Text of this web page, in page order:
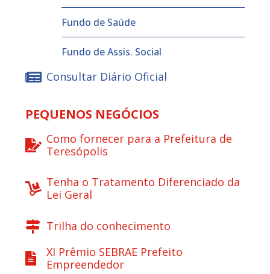
Fundo de Saúde
Fundo de Assis. Social
Consultar Diário Oficial
PEQUENOS NEGÓCIOS
Como fornecer para a Prefeitura de
Teresópolis
Tenha o Tratamento Diferenciado da
Lei Geral
Trilha do conhecimento
XI Prêmio SEBRAE Prefeito
Empreendedor